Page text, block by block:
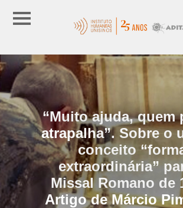
“Muito ajuda, quem
atrapalha”. Sobre o
conceito
extraordinária”
Missal Romano de
Artigo de Márcio